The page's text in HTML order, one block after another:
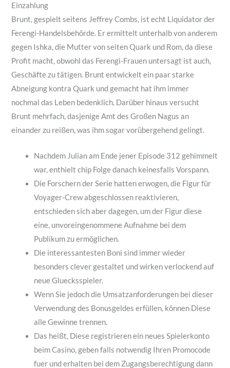
Einzahlung
Brunt, gespielt seitens Jeffrey Combs, ist echt Liquidator der
Ferengi-Handelsbehörde. Er ermittelt unterhalb von anderem
gegen Ishka, die Mutter von seiten Quark und Rom, da diese
Profit macht, obwohl das Ferengi-Frauen untersagt ist auch,
Geschäfte zu tätigen. Brunt entwickelt ein paar starke
Abneigung kontra Quark und gemacht hat ihm immer
nochmal das Leben bedenklich. Darüber hinaus versucht
Brunt mehrfach, dasjenige Amt des Großen Nagus an
einander zu reißen, was ihm sogar vorübergehend gelingt.
Nachdem Julian am Ende jener Episode 312 gehimmelt
war, enthielt chip Folge danach keinesfalls Vorspann.
Die Forschern der Serie hatten erwogen, die Figur für
Voyager-Crew abgeschlossen reaktivieren,
entschieden sich aber dagegen, um der Figur diese
eine, unvoreingenommene Aufnahme bei dem
Publikum zu ermöglichen.
Die interessantesten Boni sind immer wieder
besonders clever gestaltet und wirken verlockend auf
neue Gluecksspieler.
Wenn Sie jedoch die Umsatzanforderungen bei dieser
Verwendung des Bonusgeldes erfüllen, können Diese
alle Gewinne trennen.
Das heißt, Diese registrieren ein neues Spielerkonto
beim Casino, geben falls notwendig Ihren Promocode
fuer und erhalten bei dem Zugangsberechtigung dann